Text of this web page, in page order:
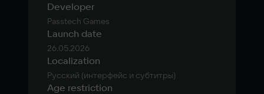
Developer
Passtech Games
Launch date
26.05.2026
Localization
Русский (интерфейс и субтитры)
Age restriction